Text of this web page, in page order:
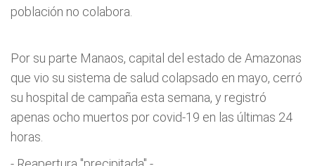
población no colabora.
Por su parte Manaos, capital del estado de Amazonas
que vio su sistema de salud colapsado en mayo, cerró
su hospital de campaña esta semana, y registró
apenas ocho muertos por covid-19 en las últimas 24
horas.